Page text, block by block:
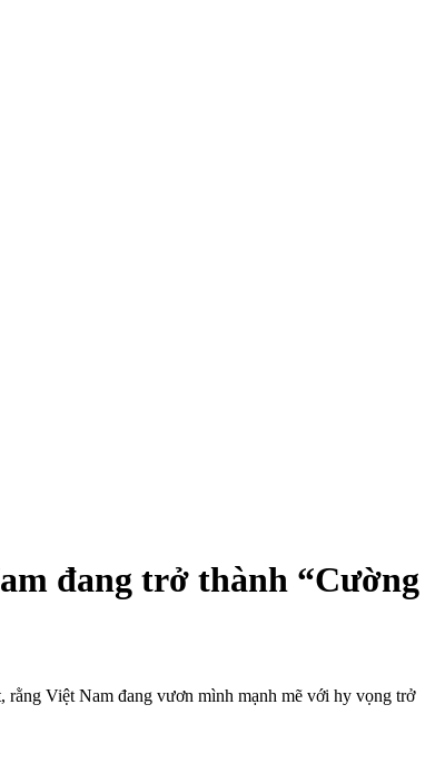
đang trở thành “Cường
rằng Việt Nam đang vươn mình mạnh mẽ với hy vọng trở